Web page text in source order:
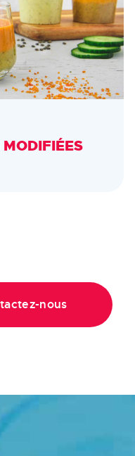
nous